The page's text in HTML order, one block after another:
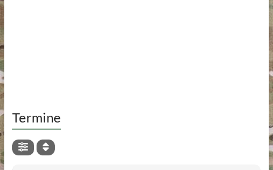
Termine